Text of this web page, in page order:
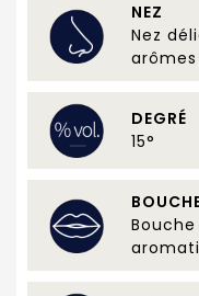
NEZ
Nez
DEGRÉ
15°